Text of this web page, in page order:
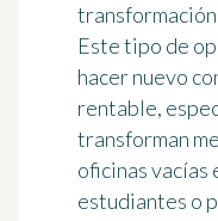
Este tipo de
hacer nuevo
rentable,
transforman
oficinas vacías
estudiantes o